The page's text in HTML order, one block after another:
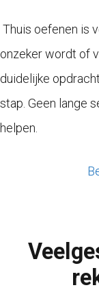
Thuis oefenen is
onzeker wordt of
duidelijke
stap. Geen lange
helpen.